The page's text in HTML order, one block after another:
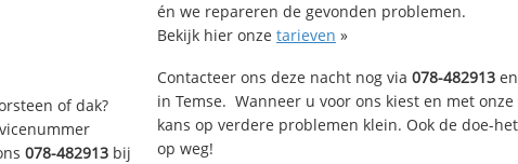
of dak?
078-482913 bij
én we repareren de gevonden problemen.
Bekijk hier onze tarieven »
Contacteer ons deze nacht nog via 078-482913
in Temse. Wanneer u voor ons kiest en met
kans op verdere problemen klein. Ook de doe-
op weg!